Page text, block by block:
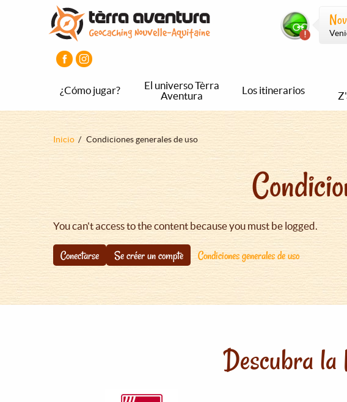
¿Cómo jugar?
El universo Tèrra
Aventura
Los itinerarios
Sobrescribir
ayuda
la
navegación
Inicio Condiciones generales de uso
You can't access to the content because you must be logged.
Conectarse Se créer un compte Condiciones generales de uso
Descubra la